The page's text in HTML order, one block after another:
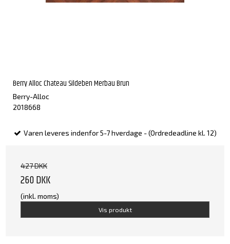
Berry Alloc Chateau Sildeben Merbau Brun
Berry-Alloc
2018668
Varen leveres indenfor 5-7 hverdage - (Ordredeadline kl. 12)
427 DKK
260 DKK
(inkl. moms)
Vis produkt